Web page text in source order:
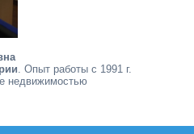
. Опыт работы с 1991 г.
недвижимостью